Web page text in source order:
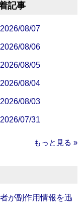
記事
08/07
08/06
08/05
08/04
08/03
07/31
もっと見る »
が副作用情報を迅